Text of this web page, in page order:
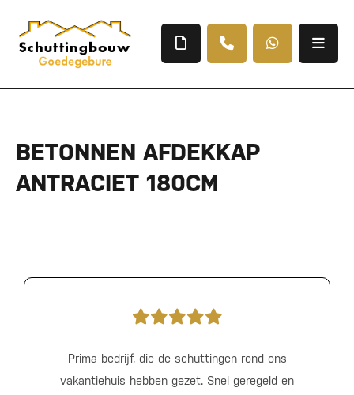
BETONNEN AFDEKKAP
ANTRACIET 180CM
Prima bedrijf, die de schuttingen rond ons
vakantiehuis hebben gezet. Snel geregeld en